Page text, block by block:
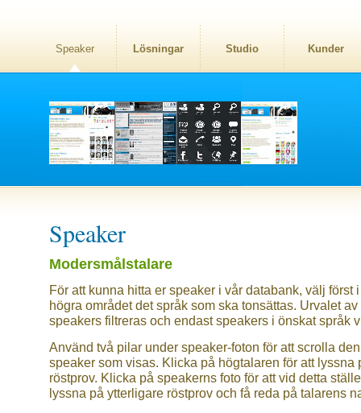
Speaker Lösningar Studio Kunder
Speaker
Modersmålstalare
För att kunna hitta er speaker i vår databank, välj först
högra området det språk som ska tonsättas. Urvalet av
speakers filtreras och endast speakers i önskat språk
Använd två pilar under speaker-foton för att scrolla den
speaker som visas. Klicka på högtalaren för att lyssna
röstprov. Klicka på speakerns foto för att vid detta ställe
lyssna på ytterligare röstprov och få reda på talarens